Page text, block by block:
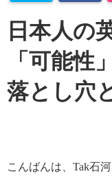
日本人の
「可能性
落とし穴
こんばんは、Tak石河